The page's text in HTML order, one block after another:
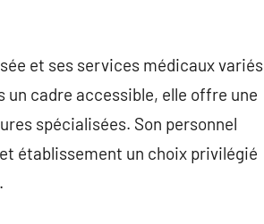
et ses services médicaux variés
cadre accessible, elle offre une
spécialisées. Son personnel
établissement un choix privilégié